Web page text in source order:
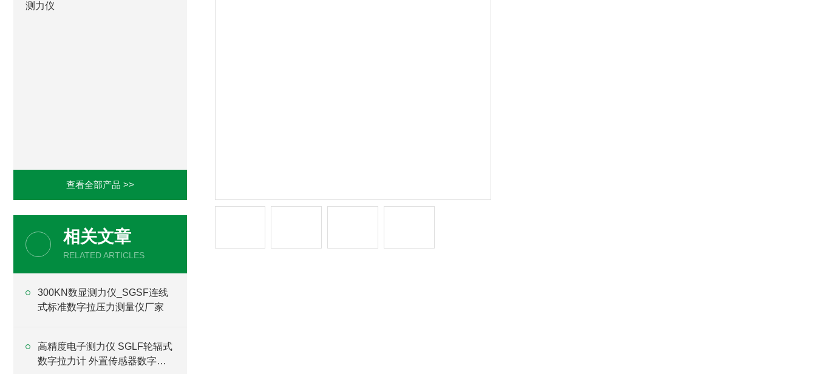
测力仪
查看全部产品 >>
相关文章
RELATED ARTICLES
300KN数显测力仪_SGSF连线
式标准数字拉压力测量仪厂家
高精度电子测力仪 SGLF轮辐式
数字拉力计 外置传感器数字测